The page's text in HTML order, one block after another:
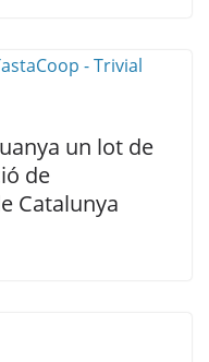
un lot de
de
Catalunya